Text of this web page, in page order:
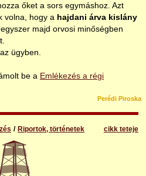
őket a sors egymáshoz. Azt
volna, hogy a hajdani árva kislány
, egyszer majd orvosi minőségben
ügyben.
be a Emlékezés a régi
Perédi Piroska
cikk teteje
Riportok, történetek